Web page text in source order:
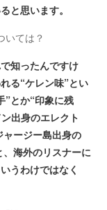
と思います。
いては？
知ったんですけ
る“ケレン味”とい
”とか“印象に残
出身のエレクト
ージー島出身の
海外のリスナーに
うわけではなく